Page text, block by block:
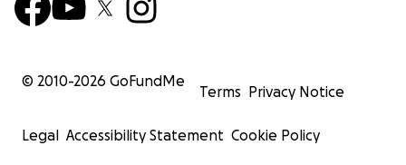
© 2010-2026 GoFundMe
Terms Privacy Notice
Legal Accessibility Statement Cookie Policy